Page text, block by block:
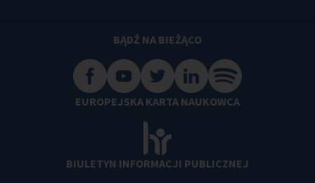
BĄDŹ NA BIEŻĄCO
EUROPEJSKA KARTA NAUKOWCA
BIULETYN INFORMACJI PUBLICZNEJ